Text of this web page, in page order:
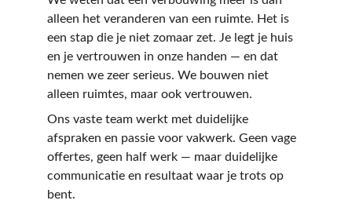
alleen het veranderen van een ruimte. Het is
een stap die je niet zomaar zet. Je legt je huis
en je vertrouwen in onze handen — en dat
nemen we zeer serieus. We bouwen niet
alleen ruimtes, maar ook vertrouwen.
Ons vaste team werkt met duidelijke
afspraken en passie voor vakwerk. Geen vage
offertes, geen half werk — maar duidelijke
communicatie en resultaat waar je trots op
bent.